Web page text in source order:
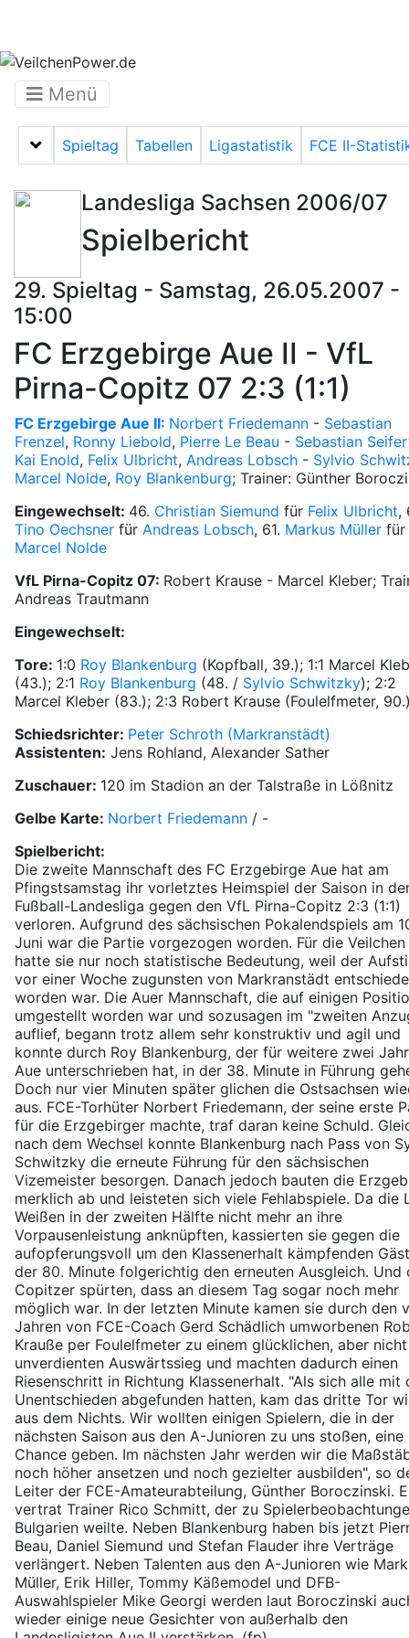
Menü
Menü auf-/zuklappen
Spieltag Tabellen Ligastatistik FCE II-
Landesliga Sachsen 2006/07
Spielbericht
29. Spieltag - Samstag, 26.05.2007 -
15:00
FC Erzgebirge Aue II - VfL
Pirna-Copitz 07 2:3 (1:1)
FC Erzgebirge Aue II: Norbert Friedemann - Sebastian
Frenzel, Ronny Liebold, Pierre Le Beau - Sebastian
Kai Enold, Felix Ulbricht, Andreas Lobsch - Sylvio
Marcel Nolde, Roy Blankenburg; Trainer: Günther
Eingewechselt: 46. Christian Siemund für Felix Ulbricht,
Tino Oechsner für Andreas Lobsch, 61. Markus Müller für
Marcel Nolde
VfL Pirna-Copitz 07: Robert Krause - Marcel Kleber;
Andreas Trautmann
Eingewechselt:
Tore: 1:0 Roy Blankenburg (Kopfball, 39.); 1:1 Marcel
(43.); 2:1 Roy Blankenburg (48. / Sylvio Schwitzky); 2:2
Marcel Kleber (83.); 2:3 Robert Krause (Foulelfmeter,
Schiedsrichter: Peter Schroth (Markranstädt)
Assistenten: Jens Rohland, Alexander Sather
Zuschauer: 120 im Stadion an der Talstraße in Lößnitz
Gelbe Karte: Norbert Friedemann / -
Spielbericht:
Die zweite Mannschaft des FC Erzgebirge Aue hat am
Pfingstsamstag ihr vorletztes Heimspiel der Saison in
Fußball-Landesliga gegen den VfL Pirna-Copitz 2:3 (1:1)
verloren. Aufgrund des sächsischen Pokalendspiels am
Juni war die Partie vorgezogen worden. Für die Veilchen
hatte sie nur noch statistische Bedeutung, weil der
vor einer Woche zugunsten von Markranstädt
worden war. Die Auer Mannschaft, die auf einigen
umgestellt worden war und sozusagen im "zweiten
auflief, begann trotz allem sehr konstruktiv und agil und
konnte durch Roy Blankenburg, der für weitere zwei
Aue unterschrieben hat, in der 38. Minute in Führung
Doch nur vier Minuten später glichen die Ostsachsen
aus. FCE-Torhüter Norbert Friedemann, der seine erste
für die Erzgebirger machte, traf daran keine Schuld.
nach dem Wechsel konnte Blankenburg nach Pass von
Schwitzky die erneute Führung für den sächsischen
Vizemeister besorgen. Danach jedoch bauten die
merklich ab und leisteten sich viele Fehlabspiele. Da die
Weißen in der zweiten Hälfte nicht mehr an ihre
Vorpausenleistung anknüpften, kassierten sie gegen die
aufopferungsvoll um den Klassenerhalt kämpfenden
der 80. Minute folgerichtig den erneuten Ausgleich. Und
Copitzer spürten, dass an diesem Tag sogar noch mehr
möglich war. In der letzten Minute kamen sie durch den
Jahren von FCE-Coach Gerd Schädlich umworbenen
Krauße per Foulelfmeter zu einem glücklichen, aber nicht
unverdienten Auswärtssieg und machten dadurch einen
Riesenschritt in Richtung Klassenerhalt. "Als sich alle mit
Unentschieden abgefunden hatten, kam das dritte Tor
aus dem Nichts. Wir wollten einigen Spielern, die in der
nächsten Saison aus den A-Junioren zu uns stoßen, eine
Chance geben. Im nächsten Jahr werden wir die
noch höher ansetzen und noch gezielter ausbilden", so
Leiter der FCE-Amateurabteilung, Günther Boroczinski.
vertrat Trainer Rico Schmitt, der zu
Bulgarien weilte. Neben Blankenburg haben bis jetzt
Beau, Daniel Siemund und Stefan Flauder ihre Verträge
verlängert. Neben Talenten aus den A-Junioren wie
Müller, Erik Hiller, Tommy Käßemodel und DFB-
Auswahlspieler Mike Georgi werden laut Boroczinski
wieder einige neue Gesichter von außerhalb den